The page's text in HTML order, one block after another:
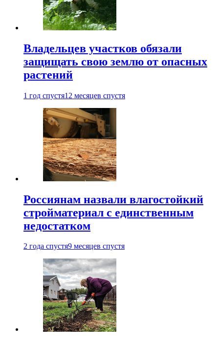
Владельцев участков обязали
защищать свою землю от опасных
растений
1 год спустя12 месяцев спустя
Россиянам назвали влагостойкий
стройматериал с единственным
недостатком
2 года спустя9 месяцев спустя